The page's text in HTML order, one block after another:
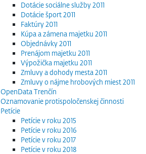
Dotácie sociálne služby 2011
Dotácie šport 2011
Faktúry 2011
Kúpa a zámena majetku 2011
Objednávky 2011
Prenájom majetku 2011
Výpožička majetku 2011
Zmluvy a dohody mesta 2011
Zmluvy o nájme hrobových miest 2011
OpenData Trenčín
Oznamovanie protispoločenskej činnosti
Petície
Petície v roku 2015
Petície v roku 2016
Petície v roku 2017
Petície v roku 2018